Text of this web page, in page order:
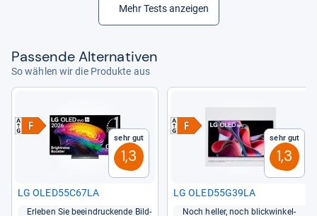
Mehr Tests anzeigen
Pas­sende Alter­na­ti­ven
So wählen wir die Produkte aus
Sehr gut
1,3
LG OLED55C67LA
Erle­ben Sie beein­dru­ckende Bild­
Sehr gut
1,3
LG OLED55G39LA
Noch hel­ler, noch blick­win­kel­